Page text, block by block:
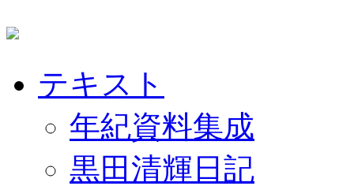
テキスト
年紀資料集成
黒田清輝日記